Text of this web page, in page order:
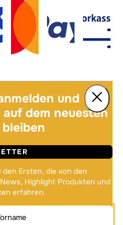
und
auf dem neuesten
den Ersten, die von den
Highlight Produkten und
erfahren.